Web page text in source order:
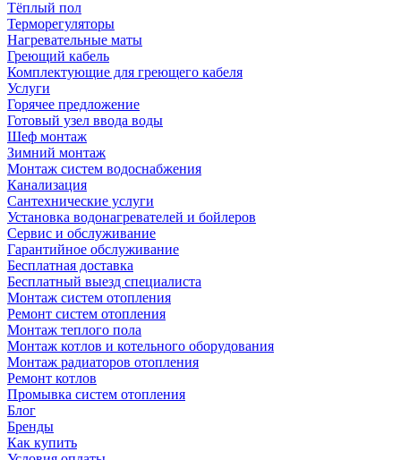
Тёплый пол
Терморегуляторы
Нагревательные маты
Греющий кабель
Комплектующие для греющего кабеля
Услуги
Горячее предложение
Готовый узел ввода воды
Шеф монтаж
Зимний монтаж
Монтаж систем водоснабжения
Канализация
Сантехнические услуги
Установка водонагревателей и бойлеров
Сервис и обслуживание
Гарантийное обслуживание
Бесплатная доставка
Бесплатный выезд специалиста
Монтаж систем отопления
Ремонт систем отопления
Монтаж теплого пола
Монтаж котлов и котельного оборудования
Монтаж радиаторов отопления
Ремонт котлов
Промывка систем отопления
Блог
Бренды
Как купить